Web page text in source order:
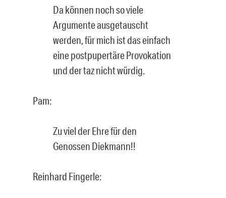
Da können noch so viele
Argumente ausgetauscht
werden, für mich ist das einfach
eine postpupertäre Provokation
und der taz nicht würdig.
Pam:
Zu viel der Ehre für den
Genossen Diekmann!!
Reinhard Fingerle: